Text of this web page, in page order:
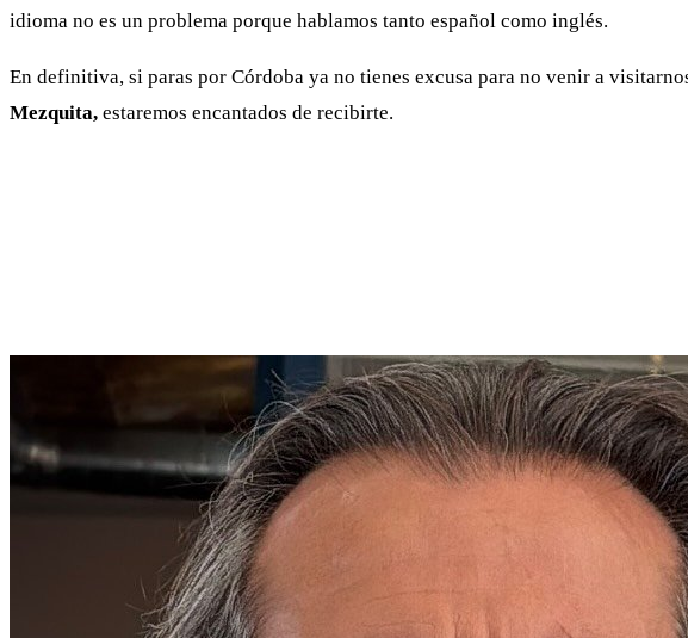
idioma no es un problema porque hablamos tanto español como inglés.
En definitiva, si paras por Córdoba ya no tienes excusa para no venir a
Mezquita, estaremos encantados de recibirte.